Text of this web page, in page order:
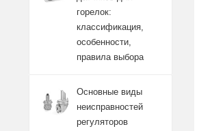
горелок:
классификация,
особенности,
правила выбора
Основные виды
неисправностей
регуляторов